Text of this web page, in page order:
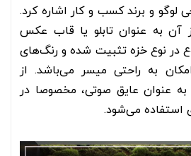
لوگو و برند کسب و کار اشاره کرد.
آن به عنوان تابلو یا قاب عکس
در نوع خزه تثبیت شده و رنگ‌های
به راحتی میسر می‌باشد. از
به عنوان عایق صوتی، مخصوصا در
استفاده می‌شود.